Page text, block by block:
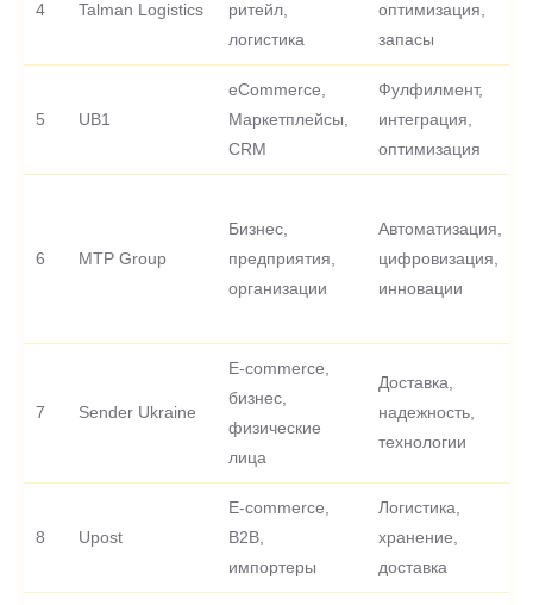
4 Talman Logistics
ритейл,
логистика
оптимизация,
запасы
5 UB1
eCommerce,
Маркетплейсы,
CRM
Фулфилмент,
интеграция,
оптимизация
6 MTP Group
Бизнес,
предприятия,
организации
Автоматизация,
цифровизация,
инновации
7 Sender Ukraine
E-commerce,
бизнес,
физические
лица
Доставка,
надежность,
технологии
8 Upost
E-commerce,
B2B,
импортеры
Логистика,
хранение,
доставка